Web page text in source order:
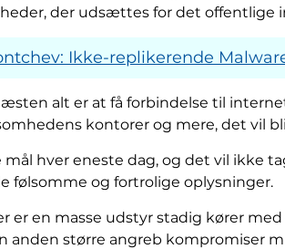
der udsættes for det offentlige
Ikke-replikerende
alt er at få forbindelse til
kontorer og mere, det vil
hver eneste dag, og det vil ikke
følsomme og fortrolige oplysninger.
er en masse udstyr stadig kører
anden større angreb kompromiser